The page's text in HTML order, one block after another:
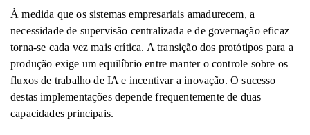
À medida que os sistemas empresariais amadurecem, a
necessidade de supervisão centralizada e de governação eficaz
torna-se cada vez mais crítica. A transição dos protótipos para a
produção exige um equilíbrio entre manter o controle sobre os
fluxos de trabalho de IA e incentivar a inovação. O sucesso
destas implementações depende frequentemente de duas
capacidades principais.